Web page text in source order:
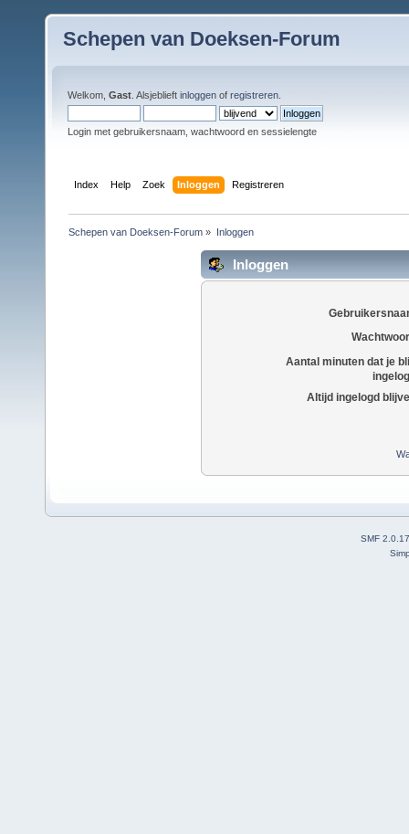
Schepen van Doeksen-Forum
Welkom, Gast . Alsjeblieft inloggen of registreren
Login met gebruikersnaam, wachtwoord en sessielengte
Index Help Zoek Inloggen Registreren
Schepen van Doeksen-Forum » Inloggen
Inloggen
Aantal minuten dat je
Altijd ingelogd
SMF 2.0.17